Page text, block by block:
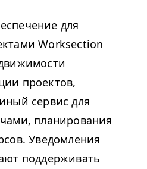
для
Work­sec­tion
проектов,
сервис для
планирования
Уведомления
поддерживать